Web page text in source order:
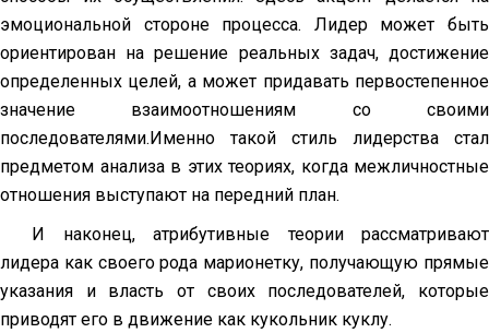
эмоциональной стороне процесса. Лидер может быть
ориентирован на решение реальных задач, достижение
определенных целей, а может придавать первостепенное
значение взаимоотношениям со своими
последователями.Именно такой стиль лидерства стал
предметом анализа в этих теориях, когда межличностные
отношения выступают на передний план.
И наконец, атрибутивные теории рассматривают
лидера как своего рода марионетку, получающую прямые
указания и власть от своих последователей, которые
приводят его в движение как кукольник куклу.